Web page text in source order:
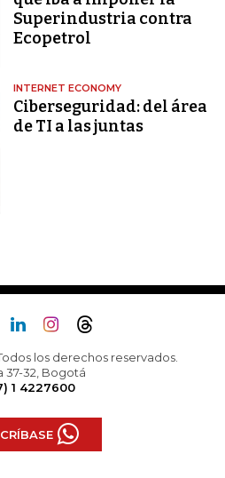
Superindustria contra
Ecopetrol
INTERNET ECONOMY
Ciberseguridad: del área
de TI a las juntas
los derechos reservados.
37-32, Bogotá
1 4227600